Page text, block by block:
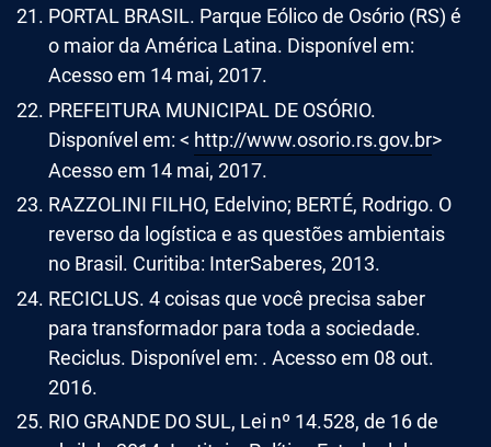
PORTAL BRASIL. Parque Eólico de Osório (RS) é
o maior da América Latina. Disponível em:
Acesso em 14 mai, 2017.
PREFEITURA MUNICIPAL DE OSÓRIO.
Disponível em: < http://www.osorio.rs.gov.br>
Acesso em 14 mai, 2017.
RAZZOLINI FILHO, Edelvino; BERTÉ, Rodrigo. O
reverso da logística e as questões ambientais
no Brasil. Curitiba: InterSaberes, 2013.
RECICLUS. 4 coisas que você precisa saber
para transformador para toda a sociedade.
Reciclus. Disponível em: . Acesso em 08 out.
2016.
RIO GRANDE DO SUL, Lei nº 14.528, de 16 de